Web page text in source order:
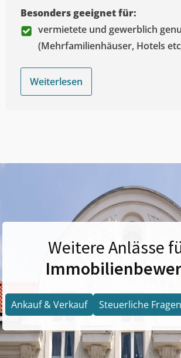
Besonders geeignet für:
vermietete und gewerblich
(Mehrfamilienhäuser, Hotels
Weiterlesen
Weitere Anlässe
Ankauf & Verkauf Steuerliche